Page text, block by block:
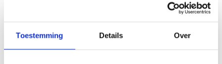
Toestemming Details Over
De basisuitrusting van de Sportinnovatiemobiel bestaat
uit:
Plankpads met tablet